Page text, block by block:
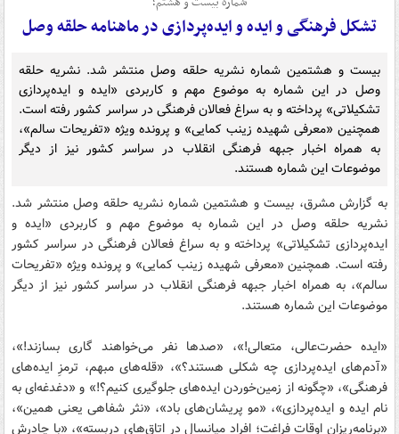
تشکل فرهنگی و ایده و ایده‌پردازی در ماهنامه حلقه وصل
بیست و هشتمین شماره نشریه حلقه وصل منتشر شد. نشریه حلقه
وصل در این شماره به موضوع مهم و کاربردی «ایده و ایده‌پردازی
تشکیلاتی» پرداخته و به سراغ فعالان فرهنگی در سراسر کشور رفته است.
همچنین «معرفی شهیده زینب کمایی» و پرونده ویژه «تفریحات سالم»،
به همراه اخبار جبهه فرهنگی انقلاب در سراسر کشور نیز از دیگر
موضوعات این شماره هستند.
به گزارش مشرق، بیست و هشتمین شماره نشریه حلقه وصل منتشر شد.
نشریه حلقه وصل در این شماره به موضوع مهم و کاربردی «ایده و
ایده‌پردازی تشکیلاتی» پرداخته و به سراغ فعالان فرهنگی در سراسر کشور
رفته است. همچنین «معرفی شهیده زینب کمایی» و پرونده ویژه «تفریحات
سالم»، به همراه اخبار جبهه فرهنگی انقلاب در سراسر کشور نیز از دیگر
موضوعات این شماره هستند.
«ایده حضرت‌عالی، متعالی!»، «صدها نفر می‌خواهند گاری بسازند!»،
«آدم‌های ایده‌پردازی چه شکلی هستند؟»، «قله‌های مبهم، ترمزِ ایده‌های
فرهنگی»، «چگونه از زمین‌خوردن ایده‌های جلوگیری کنیم؟!» و «دغدغه‌ای به
نام ایده و ایده‌پردازی»، «مو پریشان‌های باد»، «نثر شفاهی یعنی همین»،
«برنامه‌ریزان اوقات فراغت؛ افراد میانسال در اتاق‌های دربسته»، «با چادرش